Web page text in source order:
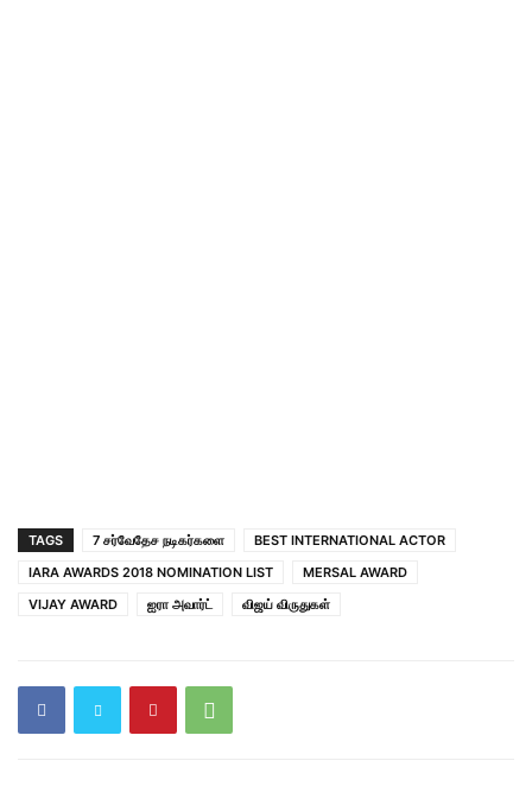
TAGS 7 சர்வேதேச நடிகர்களை
BEST INTERNATIONAL ACTOR
IARA AWARDS 2018 NOMINATION LIST​
MERSAL AWARD
VIJAY AWARD
ஐரா அவார்ட் விஜய் விருதுகள்